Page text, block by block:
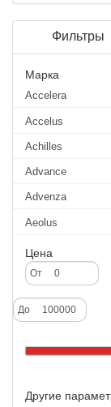
Фильтры
Марка
Accelera
Accelus
Achilles
Advance
Advenza
Aeolus
Agate
Agrica
Alliance
Altenzo
Altura
Amtel
Цена
От
До
Другие